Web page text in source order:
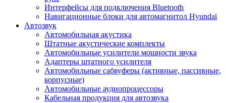
Интерфейсы для подключения Bluetooth
Навигационные блоки для автомагнитол Hyundai
Автозвук
Автомобильная акустика
Штатные акустические комплекты
Автомобильные усилители мощности звука
Адаптеры штатного усилителя
Автомобильные сабвуферы (активные, пассивные,
корпусные)
Автомобильные аудиопроцессоры
Кабельная продукция для автозвука